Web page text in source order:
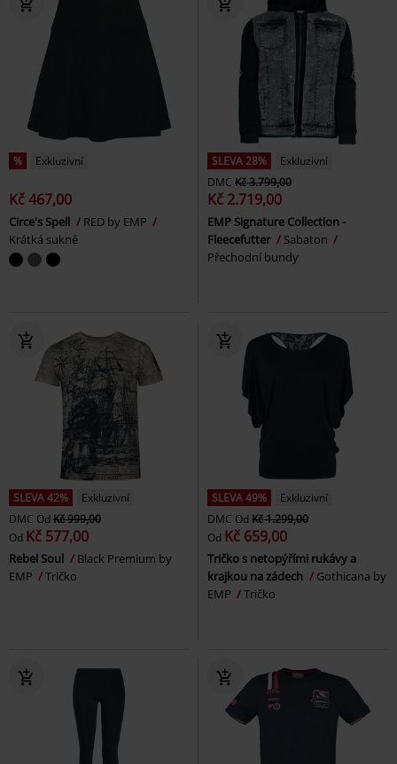
% Exkluzivní
Kč 467,00
Circe's Spell
RED by EMP
Krátká sukně
SLEVA 28%
Exkluzivní
DMC Kč 3.799,00
Kč 2.719,00
EMP Signature Collection -
Fleecefutter
Sabaton
Přechodní bundy
SLEVA 42%
Exkluzivní
DMC Od Kč 999,00
Od Kč 577,00
Rebel Soul
Black Premium by
EMP
Tričko
SLEVA 49%
Exkluzivní
DMC Od Kč 1.299,00
Od Kč 659,00
Tričko s netopýřími rukávy a
krajkou na zádech
Gothicana by
EMP
Tričko